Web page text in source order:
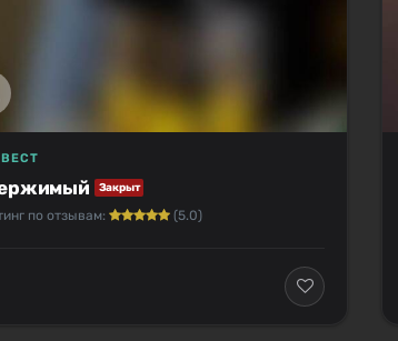
Закрыт
по отзывам: (5.0)